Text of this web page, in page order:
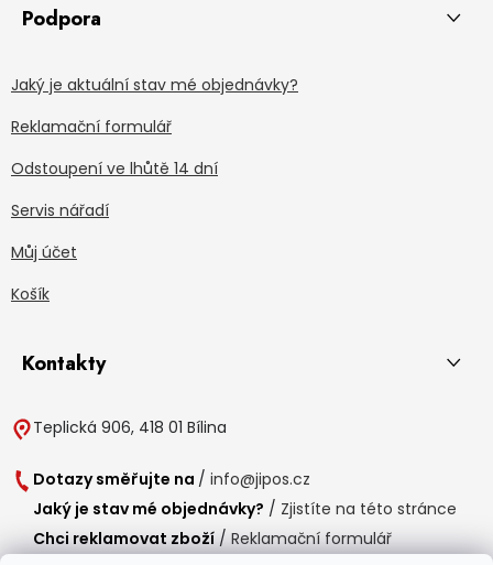
Podpora
Jaký je aktuální stav mé objednávky?
Reklamační formulář
Odstoupení ve lhůtě 14 dní
Servis nářadí
Můj účet
Košík
Kontakty
Teplická 906, 418 01 Bílina
Dotazy směřujte na / info@jipos.cz
Jaký je stav mé objednávky? / Zjistíte na této stránce
Chci reklamovat zboží / Reklamační formulář